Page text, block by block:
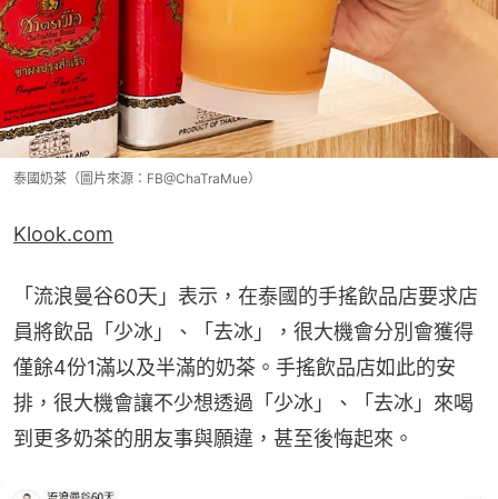
泰國奶茶（圖片來源：FB@ChaTraMue）
Klook.com
「流浪曼谷60天」表示，在泰國的手搖飲品店要求店
員將飲品「少冰」、「去冰」，很大機會分別會獲得
僅餘4份1滿以及半滿的奶茶。手搖飲品店如此的安
排，很大機會讓不少想透過「少冰」、「去冰」來喝
到更多奶茶的朋友事與願違，甚至後悔起來。